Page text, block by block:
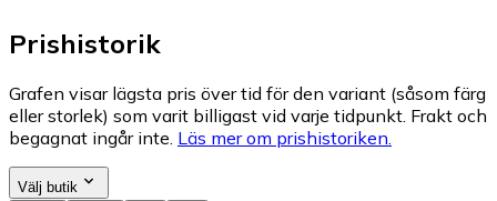
Prishistorik
Grafen visar lägsta pris över tid för den variant (såsom färg
eller storlek) som varit billigast vid varje tidpunkt. Frakt och
begagnat ingår inte. Läs mer om prishistoriken.
Välj butik